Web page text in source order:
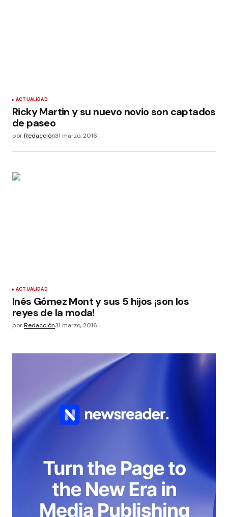
ACTUALIDAD
Ricky Martin y su nuevo novio son captados
de paseo
porRedacción31 marzo, 2016
ACTUALIDAD
Inés Gómez Mont y sus 5 hijos ¡son los
reyes de la moda!
porRedacción31 marzo, 2016